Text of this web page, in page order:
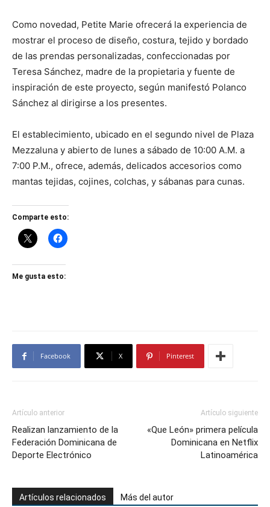
Como novedad, Petite Marie ofrecerá la experiencia de
mostrar el proceso de diseño, costura, tejido y bordado
de las prendas personalizadas, confeccionadas por
Teresa Sánchez, madre de la propietaria y fuente de
inspiración de este proyecto, según manifestó Polanco
Sánchez al dirigirse a los presentes.
El establecimiento, ubicado en el segundo nivel de Plaza
Mezzaluna y abierto de lunes a sábado de 10:00 A.M. a
7:00 P.M., ofrece, además, delicados accesorios como
mantas tejidas, cojines, colchas, y sábanas para cunas.
Comparte esto:
Me gusta esto:
Facebook X Pinterest
Artículo anterior
Realizan lanzamiento de la
Federación Dominicana de
Deporte Electrónico
Artículo siguiente
«Que León» primera película
Dominicana en Netflix
Latinoamérica
Artículos relacionados Más del autor